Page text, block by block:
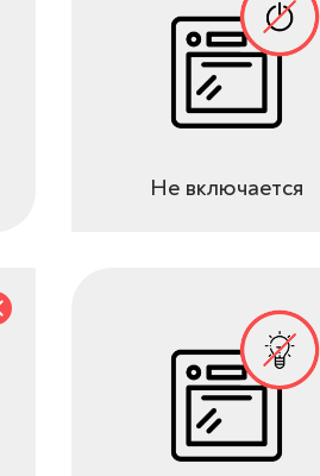
Не включается